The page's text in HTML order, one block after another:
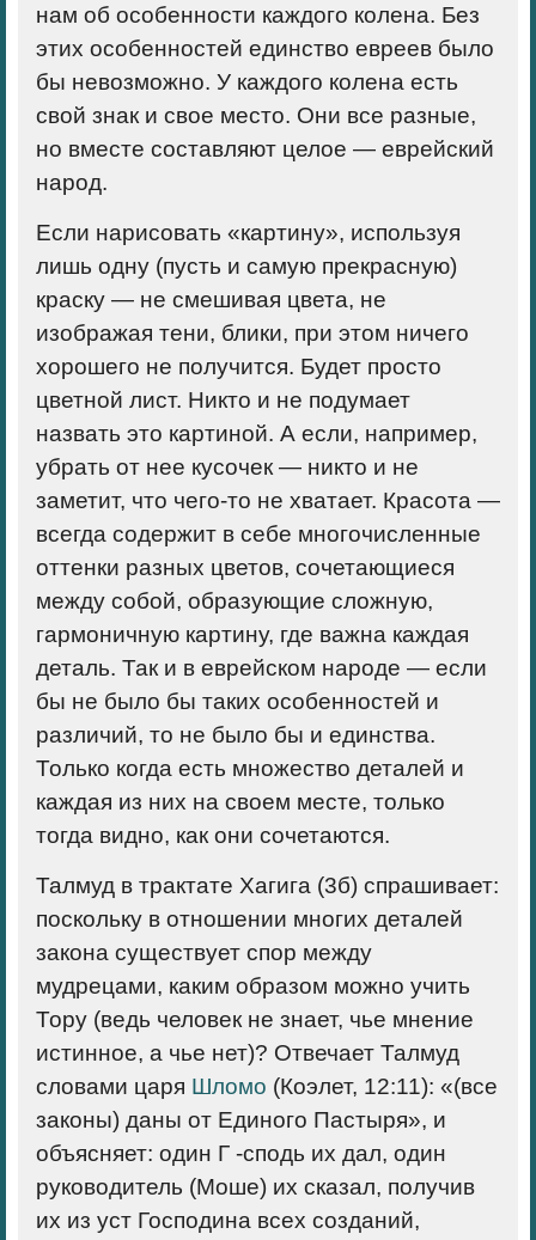
нам об особенности каждого колена. Без
этих особенностей единство евреев было
бы невозможно. У каждого колена есть
свой знак и свое место. Они все разные,
но вместе составляют целое — еврейский
народ.
Если нарисовать «картину», используя
лишь одну (пусть и самую прекрасную)
краску — не смешивая цвета, не
изображая тени, блики, при этом ничего
хорошего не получится. Будет просто
цветной лист. Никто и не подумает
назвать это картиной. А если, например,
убрать от нее кусочек — никто и не
заметит, что чего-то не хватает. Красота —
всегда содержит в себе многочисленные
оттенки разных цветов, сочетающиеся
между собой, образующие сложную,
гармоничную картину, где важна каждая
деталь. Так и в еврейском народе — если
бы не было бы таких особенностей и
различий, то не было бы и единства.
Только когда есть множество деталей и
каждая из них на своем месте, только
тогда видно, как они сочетаются.
Талмуд в трактате Хагига (3б) спрашивает:
поскольку в отношении многих деталей
закона существует спор между
мудрецами, каким образом можно учить
Тору (ведь человек не знает, чье мнение
истинное, а чье нет)? Отвечает Талмуд
словами царя Шломо (Коэлет, 12:11): «(все
законы) даны от Единого Пастыря», и
объясняет: один Г -сподь их дал, один
руководитель (Моше) их сказал, получив
их из уст Господина всех созданий,